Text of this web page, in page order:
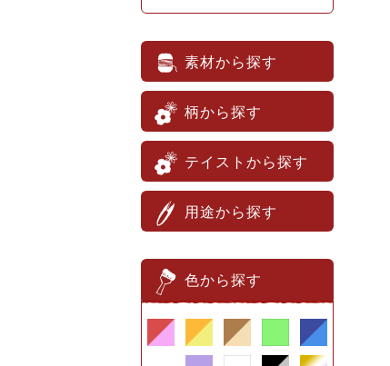
素材から探す
柄から探す
テイストから探す
用途から探す
色から探す